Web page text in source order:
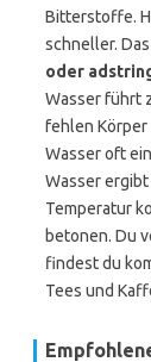
Bitterstoffe.
schneller.
oder
Wasser führt
fehlen Körper
Wasser oft
Wasser
Temperatur
betonen. Du
findest du
Tees und